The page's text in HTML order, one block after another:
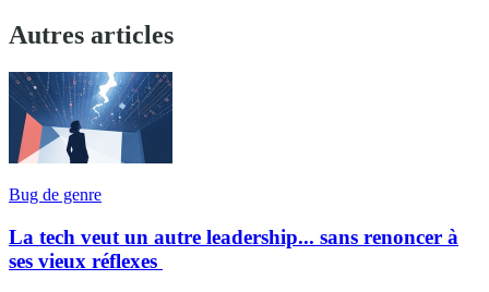
Autres articles
Bug de genre
La tech veut un autre leadership... sans renoncer à
ses vieux réflexes